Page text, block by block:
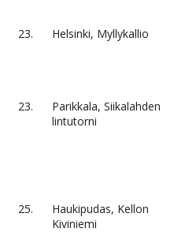
23. Helsinki, Myllykallio
23.
Parikkala, Siikalahden
lintutorni
25.
Haukipudas, Kellon
Kiviniemi